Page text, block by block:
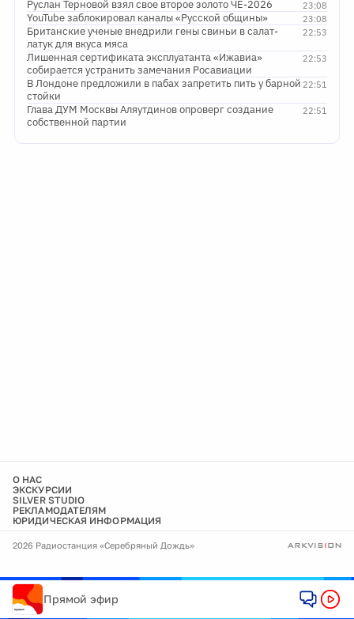
23:08
Руслан Терновой взял свое второе золото ЧЕ-2026
23:08
YouTube заблокировал каналы «Русской общины»
22:53
Британские ученые внедрили гены свиньи в салат-
латук для вкуса мяса
22:53
Лишенная сертификата эксплуатанта «Ижавиа»
собирается устранить замечания Росавиации
22:51
В Лондоне предложили в пабах запретить пить у барной
стойки
22:51
Глава ДУМ Москвы Аляутдинов опроверг создание
собственной партии
О НАС
ЭКСКУРСИИ
SILVER STUDIO
РЕКЛАМОДАТЕЛЯМ
ЮРИДИЧЕСКАЯ ИНФОРМАЦИЯ
2026 Радиостанция «Серебряный Дождь»
Прямой эфир